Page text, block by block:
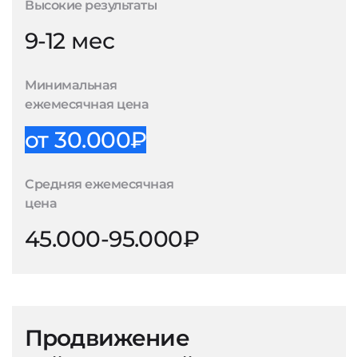
Высокие результаты
9-12 мес
Минимальная
ежемесячная цена
от 30.000₽
Средняя ежемесячная
цена
45.000-95.000₽
Продвижение